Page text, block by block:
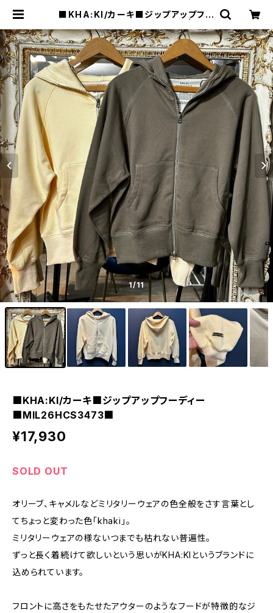
■KHA:KI/カーキ■ジップアップフー
uel
1/11
■KHA:KI/カーキ■ジップアップフーディー
■MIL26HCS3473■
¥17,930
SOLD OUT
オリーブ、キャメルなどミリタリーウェアの色全般をさす言葉とし
てちょっと変わった色「khaki」。
ミリタリーウェアの様ないつまでも枯れない普遍性。
ずっと長く着続けて欲しいという思いがKHA:KIというブランドに
込められています。
フロントに高さをもたせたアウターのようなフードが特徴的なジ